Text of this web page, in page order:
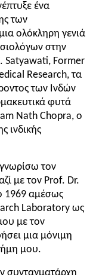
ένα
των
ολόκληρη γενιά
στην
. Satyawati, Former
Research, τα
των Ινδών
φυτά
Nath Chopra, ο
ινδικής
τον
με τον Prof. Dr.
1969 αμέσως
Laboratory ως
με τον
μια μόνιμη
μου.